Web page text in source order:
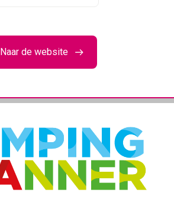
Naar de website